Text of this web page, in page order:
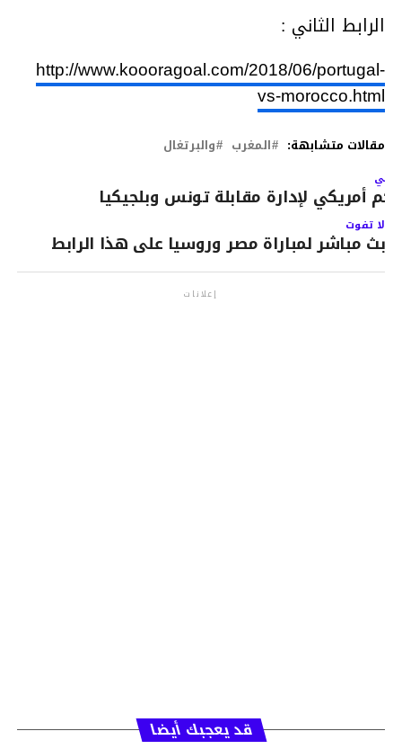
الرابط الثاني :
http://www.koooragoal.com/2018/06/portugal-
vs-morocco.html
مقالات متشابهة: المغرب والبرتغال
أمريكي لإدارة مقابلة تونس وبلجيكيا
لا تفوت
بث مباشر لمباراة مصر وروسيا على هذا الرابط
إعلانات
قد يعجبك أيضا